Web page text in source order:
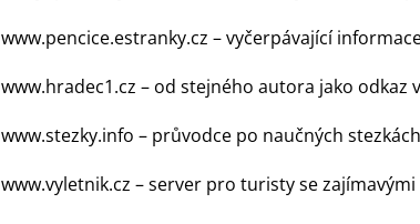
www.pencice.estranky.cz – vyčerpávající
www.hradec1.cz – od stejného autora jako odkaz
www.stezky.info – průvodce po naučných
www.vyletnik.cz – server pro turisty se